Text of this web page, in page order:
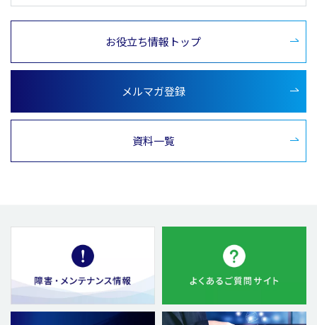
お役立ち情報トップ
メルマガ登録
資料一覧